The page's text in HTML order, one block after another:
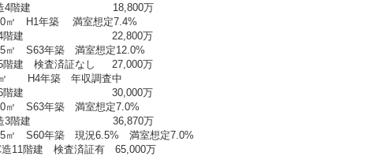
18,800万
年築 満室想定7.4%
22,800万
年築 満室想定12.0%
証なし 27,000万
年築 年収調査中
30,000万
S63年築 満室想定7.0%
36,870万
年築 現況6.5% 満室想定7.0%
済証有 65,000万